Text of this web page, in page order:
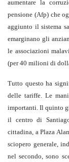
aumentare la
pensione (Afp) che
aggiunto il sistema
emarginano gli
le associazioni
(per 40 milioni di
Tutto questo ha
delle tariffe. Le
importanti. Il quinto
il centro di
cittadina, a Plaza
sciopero generale,
nel secondo, sono